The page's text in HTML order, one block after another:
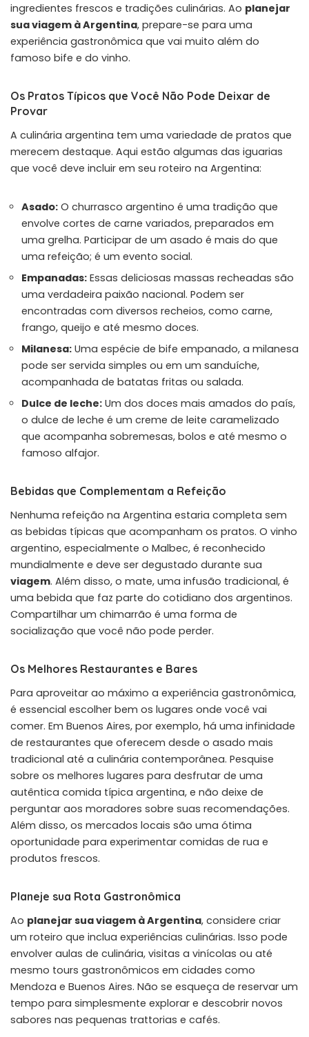
ingredientes frescos e tradições culinárias. Ao planejar
sua viagem à Argentina, prepare-se para uma
experiência gastronômica que vai muito além do
famoso bife e do vinho.
Os Pratos Típicos que Você Não Pode Deixar de
Provar
A culinária argentina tem uma variedade de pratos que
merecem destaque. Aqui estão algumas das iguarias
que você deve incluir em seu roteiro na Argentina:
Asado: O churrasco argentino é uma tradição que
envolve cortes de carne variados, preparados em
uma grelha. Participar de um asado é mais do que
uma refeição; é um evento social.
Empanadas: Essas deliciosas massas recheadas são
uma verdadeira paixão nacional. Podem ser
encontradas com diversos recheios, como carne,
frango, queijo e até mesmo doces.
Milanesa: Uma espécie de bife empanado, a milanesa
pode ser servida simples ou em um sanduíche,
acompanhada de batatas fritas ou salada.
Dulce de leche: Um dos doces mais amados do país,
o dulce de leche é um creme de leite caramelizado
que acompanha sobremesas, bolos e até mesmo o
famoso alfajor.
Bebidas que Complementam a Refeição
Nenhuma refeição na Argentina estaria completa sem
as bebidas típicas que acompanham os pratos. O vinho
argentino, especialmente o Malbec, é reconhecido
mundialmente e deve ser degustado durante sua
viagem. Além disso, o mate, uma infusão tradicional, é
uma bebida que faz parte do cotidiano dos argentinos.
Compartilhar um chimarrão é uma forma de
socialização que você não pode perder.
Os Melhores Restaurantes e Bares
Para aproveitar ao máximo a experiência gastronômica,
é essencial escolher bem os lugares onde você vai
comer. Em Buenos Aires, por exemplo, há uma infinidade
de restaurantes que oferecem desde o asado mais
tradicional até a culinária contemporânea. Pesquise
sobre os melhores lugares para desfrutar de uma
autêntica comida típica argentina, e não deixe de
perguntar aos moradores sobre suas recomendações.
Além disso, os mercados locais são uma ótima
oportunidade para experimentar comidas de rua e
produtos frescos.
Planeje sua Rota Gastronômica
Ao planejar sua viagem à Argentina, considere criar
um roteiro que inclua experiências culinárias. Isso pode
envolver aulas de culinária, visitas a vinícolas ou até
mesmo tours gastronômicos em cidades como
Mendoza e Buenos Aires. Não se esqueça de reservar um
tempo para simplesmente explorar e descobrir novos
sabores nas pequenas trattorias e cafés.